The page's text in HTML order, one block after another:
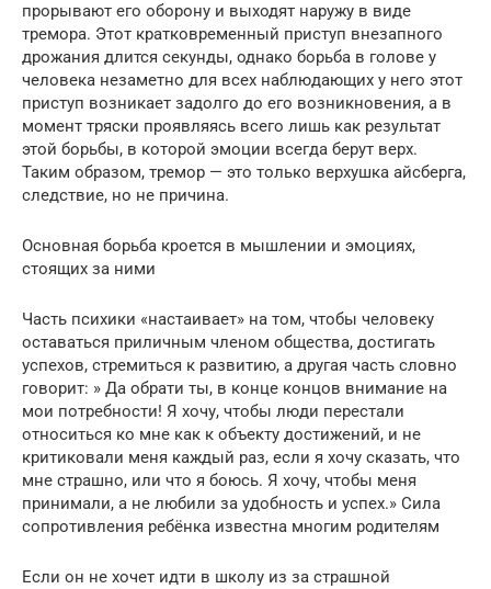
прорывают его оборону и выходят наружу в виде
тремора. Этот кратковременный приступ внезапного
дрожания длится секунды, однако борьба в голове у
человека незаметно для всех наблюдающих у него этот
приступ возникает задолго до его возникновения, а в
момент тряски проявляясь всего лишь как результат
этой борьбы, в которой эмоции всегда берут верх.
Таким образом, тремор — это только верхушка айсберга,
следствие, но не причина.
Основная борьба кроется в мышлении и эмоциях,
стоящих за ними
Часть психики «настаивает» на том, чтобы человеку
оставаться приличным членом общества, достигать
успехов, стремиться к развитию, а другая часть словно
говорит: » Да обрати ты, в конце концов внимание на
мои потребности! Я хочу, чтобы люди перестали
относиться ко мне как к объекту достижений, и не
критиковали меня каждый раз, если я хочу сказать, что
мне страшно, или что я боюсь. Я хочу, чтобы меня
принимали, а не любили за удобность и успех.» Сила
сопротивления ребёнка известна многим родителям
Если он не хочет идти в школу из за страшной